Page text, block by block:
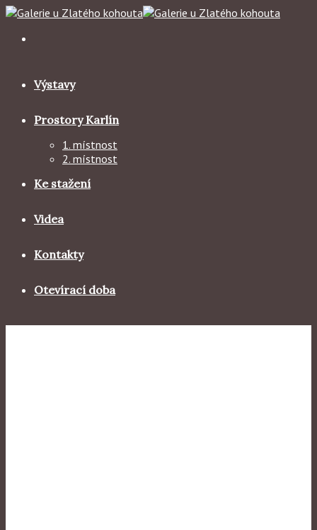
Skip
content
Výstavy
Prostory Karlín
1. místnost
2. místnost
Ke stažení
Videa
Kontakty
Otevírací doba